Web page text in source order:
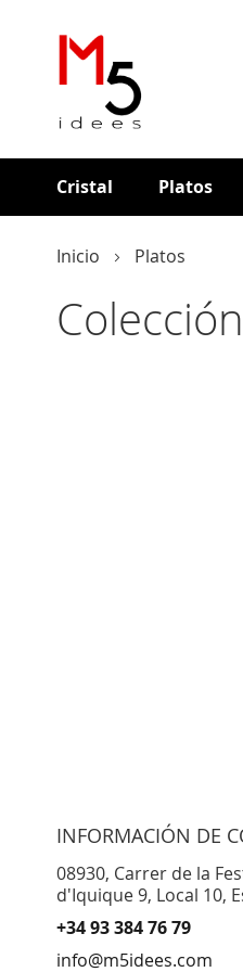
Cristal Platos
Inicio Platos
INFORMACIÓN DE
08930, Carrer de la
d'Iquique 9, Local 10,
+34 93 384 76 79
info@m5idees.com